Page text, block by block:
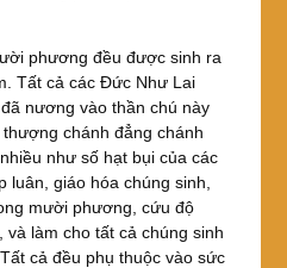
phương đều được sinh ra
Tất cả các Đức Như Lai
nương vào thần chú này
chánh đẳng chánh
như số hạt bụi của các
luân, giáo hóa chúng sinh,
mười phương, cứu độ
và làm cho tất cả chúng sinh
cả đều phụ thuộc vào sức